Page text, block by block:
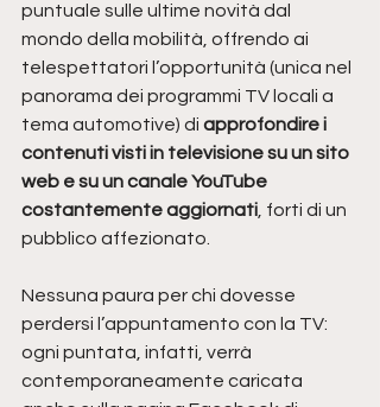
puntuale sulle ultime novità dal
mondo della mobilità, offrendo ai
telespettatori l’opportunità (unica nel
panorama dei programmi TV locali a
tema automotive) di approfondire i
contenuti visti in televisione su un sito
web e su un canale YouTube
costantemente aggiornati , forti di un
pubblico affezionato.
Nessuna paura per chi dovesse
perdersi l’appuntamento con la TV:
ogni puntata, infatti, verrà
contemporaneamente caricata